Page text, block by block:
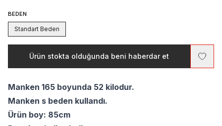
BEDEN
Standart Beden
Ürün stokta olduğunda beni haberdar et
Manken 165 boyunda 52 kilodur.
Manken s beden kullandı.
Ürün boy: 85cm